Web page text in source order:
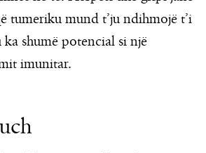
tumeriku mund t’ju ndihmojë t’i
shumë potencial si një
imunitar.